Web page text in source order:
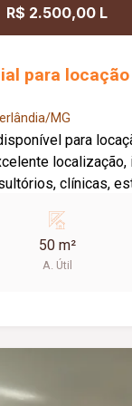
R$ 2.500,00 L
para
MG
para
localização,
clínicas,
50 m², forro em
e acesso
e
e masculino com
de acesso
zelador e
50 m²
A. Útil